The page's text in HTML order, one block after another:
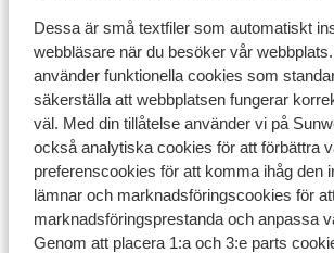
Dessa är små textfiler som automatiskt
webbläsare när du besöker vår
använder funktionella cookies som
säkerställa att webbplatsen fungerar
väl. Med din tillåtelse använder vi på
också analytiska cookies för att förbättra
preferenscookies för att komma ihåg den
lämnar och marknadsföringscookies för
marknadsföringsprestanda och anpassa
Genom att placera 1:a och 3:e parts
Visa på karta
I området
I utkanten av centrum